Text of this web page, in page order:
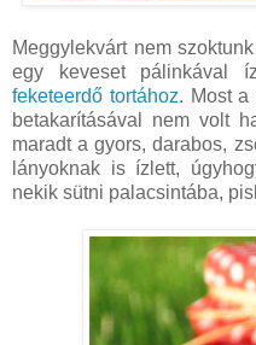
Meggylekvárt nem
egy keveset pálinkával
feketeerdő tortához. Most a
betakarításával nem volt
maradt a gyors, darabos,
lányoknak is ízlett,
nekik sütni palacsintába,